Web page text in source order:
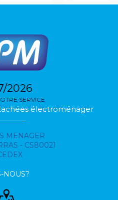
2026
SERVICE
électroménager
MENAGER
- CS80021
NOUS?